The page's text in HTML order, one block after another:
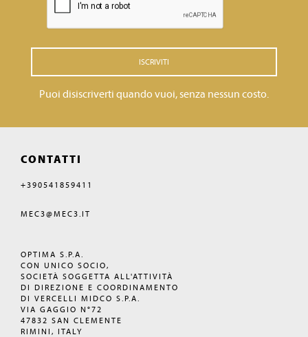
ISCRIVITI
Puoi disiscriverti quando vuoi, senza nessun costo.
CONTATTI
+390541859411
MEC3@MEC3.IT
OPTIMA S.P.A.
CON UNICO SOCIO,
SOCIETÀ SOGGETTA ALL'ATTIVITÀ
DI DIREZIONE E COORDINAMENTO
DI VERCELLI MIDCO S.P.A.
VIA GAGGIO N°72
47832 SAN CLEMENTE
RIMINI, ITALY